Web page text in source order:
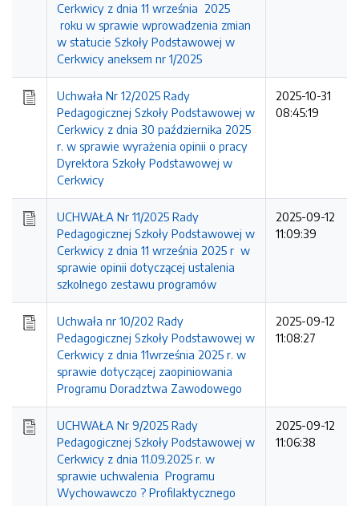
Cerkwicy z dnia 11 września 2025
roku w sprawie wprowadzenia zmian
w statucie Szkoły Podstawowej w
Cerkwicy aneksem nr 1/2025
Uchwała Nr 12/2025 Rady
Pedagogicznej Szkoły Podstawowej w
Cerkwicy z dnia 30 października 2025
r. w sprawie wyrażenia opinii o pracy
Dyrektora Szkoły Podstawowej w
Cerkwicy
2025-10-31
08:45:19
UCHWAŁA Nr 11/2025 Rady
Pedagogicznej Szkoły Podstawowej w
Cerkwicy z dnia 11 września 2025 r w
sprawie opinii dotyczącej ustalenia
szkolnego zestawu programów
2025-09-12
11:09:39
Uchwała nr 10/202 Rady
Pedagogicznej Szkoły Podstawowej w
Cerkwicy z dnia 11września 2025 r. w
sprawie dotyczącej zaopiniowania
Programu Doradztwa Zawodowego
2025-09-12
11:08:27
UCHWAŁA Nr 9/2025 Rady
Pedagogicznej Szkoły Podstawowej w
Cerkwicy z dnia 11.09.2025 r. w
sprawie uchwalenia Programu
Wychowawczo ? Profilaktycznego
2025-09-12
11:06:38